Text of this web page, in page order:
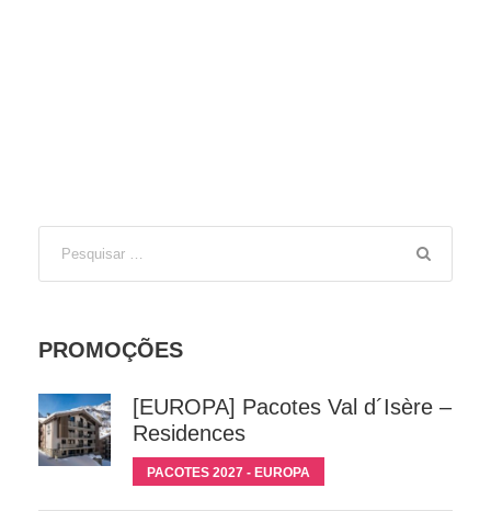
PROMOÇÕES
[EUROPA] Pacotes Val d´Isère –
Residences
PACOTES 2027 - EUROPA